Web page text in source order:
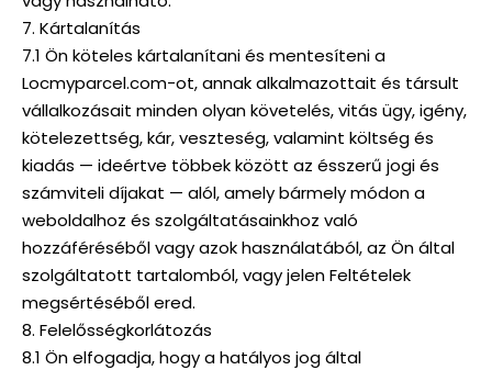
7. Kártalanítás
7.1 Ön köteles kártalanítani és mentesíteni a
Locmyparcel.com-ot, annak alkalmazottait és társult
vállalkozásait minden olyan követelés, vitás ügy, igény,
kötelezettség, kár, veszteség, valamint költség és
kiadás — ideértve többek között az ésszerű jogi és
számviteli díjakat — alól, amely bármely módon a
weboldalhoz és szolgáltatásainkhoz való
hozzáféréséből vagy azok használatából, az Ön által
szolgáltatott tartalomból, vagy jelen Feltételek
megsértéséből ered.
8. Felelősségkorlátozás
8.1 Ön elfogadja, hogy a hatályos jog által